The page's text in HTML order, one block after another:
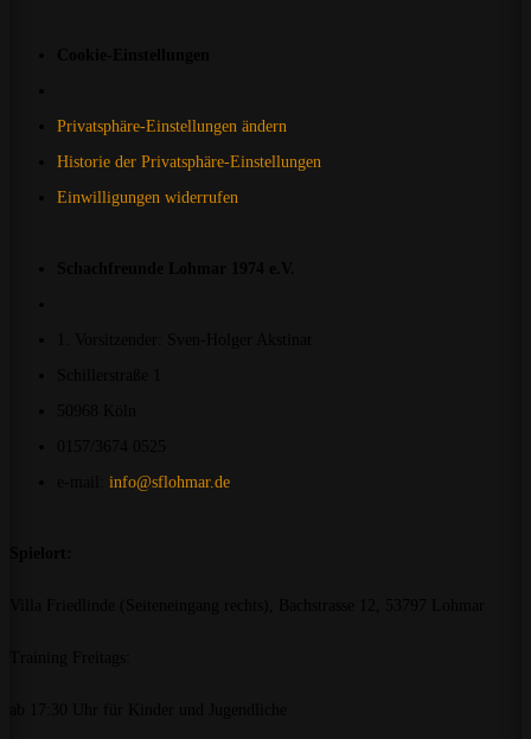
Privatsphäre-Einstellungen ändern
Historie der Privatsphäre-Einstellungen
Einwilligungen widerrufen
info@sflohmar.de